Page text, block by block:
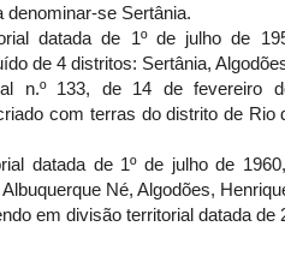
denominar-se Sertânia.
datada de 1º de julho de
de 4 distritos: Sertânia,
n.º 133, de 14 de fevereiro
com terras do distrito de
datada de 1º de julho de
Né, Algodões,
em divisão territorial datada de